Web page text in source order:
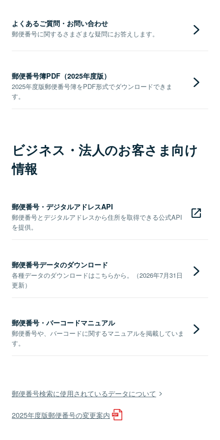
よくあるご質問・お問い合わせ
郵便番号に関するさまざまな疑問にお答えします。
郵便番号簿PDF（2025年度版）
2025年度版郵便番号簿をPDF形式でダウンロードできま
す。
ビジネス・法人のお客さま向け
情報
郵便番号・デジタルアドレスAPI
郵便番号とデジタルアドレスから住所を取得できる公式API
を提供。
郵便番号データのダウンロード
各種データのダウンロードはこちらから。（2026年7月31日
更新）
郵便番号・バーコードマニュアル
郵便番号や、バーコードに関するマニュアルを掲載していま
す。
郵便番号検索に使用されているデータについて
2025年度版郵便番号の変更案内